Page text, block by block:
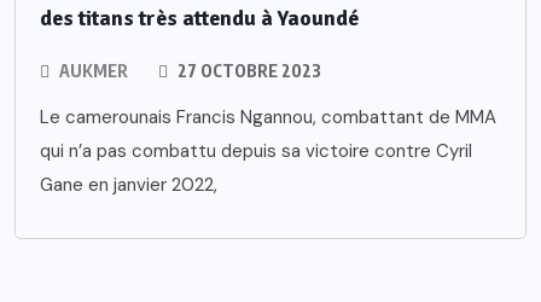
des titans très attendu à Yaoundé
AUKMER 27 OCTOBRE 2023
Le camerounais Francis Ngannou, combattant de MMA
qui n’a pas combattu depuis sa victoire contre Cyril
Gane en janvier 2022,